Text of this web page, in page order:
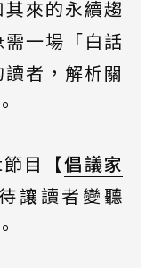
其來的永續趨
一場「白話
者，解析關
節目【倡議家
讓讀者變聽